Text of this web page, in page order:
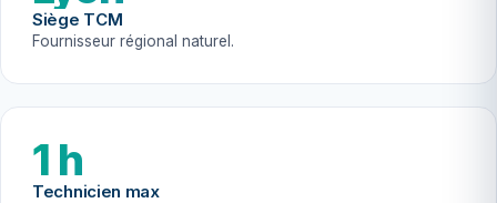
Siège TCM
Fournisseur régional naturel.
1 h
Technicien max